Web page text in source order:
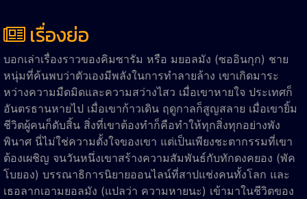
เรื่องย่อ
บอกเล่าเรื่องราวของคิมซารัม หรือ มยอลมัง (ซออินกุก) ชาย
หนุ่มที่ค้นพบว่าตัวเองมีพลังในการทำลายล้าง เขาเกิดมาระ
หว่างความมืดมิดและความสว่างไสว เมื่อเขาหายใจ ประเทศก็
อันตรธานหายไป เมื่อเขาก้าวเดิน ฤดูกาลก็สูญสลาย เมื่อเขายิ้ม
ชีวิตผู้คนก็ดับสิ้น สิ่งที่เขาต้องทำก็คือทำให้ทุกสิ่งทุกอย่างพัง
พินาศ นี่ไม่ใช่ความตั้งใจของเขา แต่เป็นเพียงชะตากรรมที่เขา
ต้องเผชิญ จนวันหนึ่งเขาสร้างความสัมพันธ์กับทักดงคยอง (พัค
โบยอง) บรรณาธิการนิยายออนไลน์ที่สาปแช่งคนทั้งโลก และ
เธอลากเอามยอลมัง (แปลว่า ความหายนะ) เข้ามาในชีวิตของ